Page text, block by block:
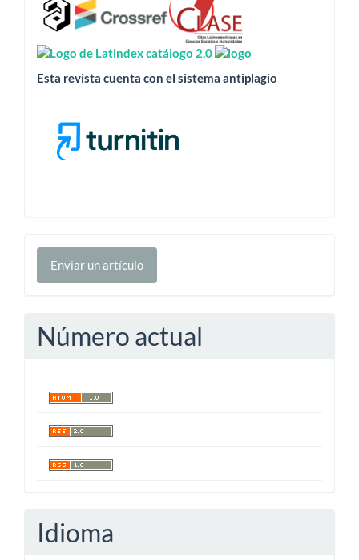
Esta revista cuenta con el sistema antiplagio
Enviar
unEnviar un artículo
Número actual
Idioma